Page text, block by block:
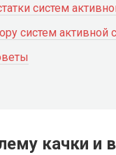
систем
систем активной
качки и